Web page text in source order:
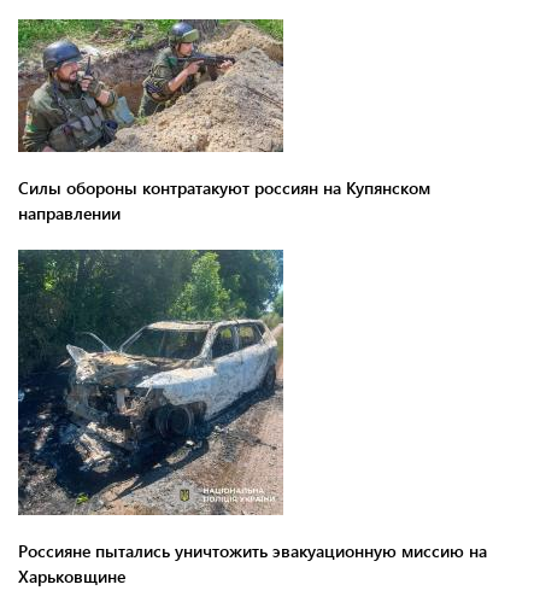
Силы обороны контратакуют россиян на Купянском
направлении
Россияне пытались уничтожить эвакуационную миссию на
Харьковщине